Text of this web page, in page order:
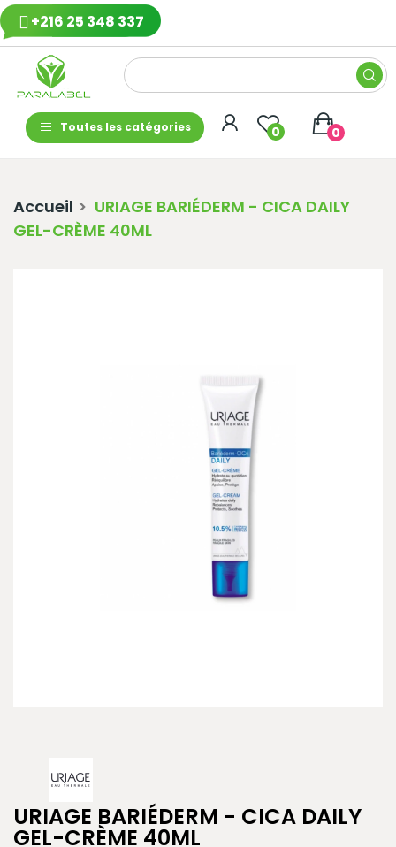
+216 25 348 337
Toutes les catégories 0 0
Accueil
URIAGE BARIÉDERM - CICA DAILY
GEL-CRÈME 40ML
URIAGE BARIÉDERM - CICA DAILY
GEL-CRÈME 40ML